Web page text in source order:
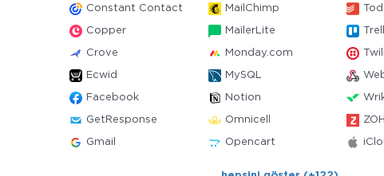
Constant Contact MailChimp
Copper MailerLite
Crove Monday.com
Ecwid MySQL
Facebook Notion
GetResponse Omnicell
Gmail Opencart